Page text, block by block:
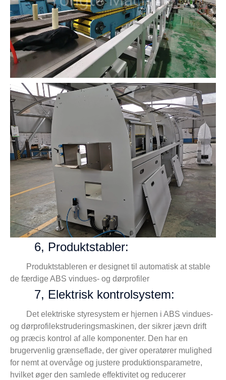
6, Produktstabler:
Produktstableren er designet til automatisk at stable
de færdige ABS vindues- og dørprofiler
7, Elektrisk kontrolsystem:
Det elektriske styresystem er hjernen i ABS vindues-
og dørprofilekstruderingsmaskinen, der sikrer jævn drift
og præcis kontrol af alle komponenter. Den har en
brugervenlig grænseflade, der giver operatører mulighed
for nemt at overvåge og justere produktionsparametre,
hvilket øger den samlede effektivitet og reducerer